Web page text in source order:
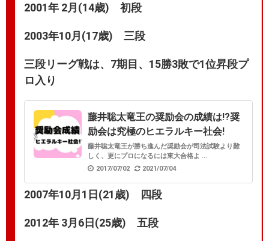
2001年 2月(14歳) 初段
2003年10月(17歳) 三段
三段リーグ戦は、7期目、15勝3敗で1位昇段プ
ロ入り
藤井聡太竜王の奨励会の成績は!?奨
励会は究極のヒエラルキー社会!
藤井聡太竜王が勝ち進んだ奨励会が司法試験より難
しく、更にプロになるには東大合格よ ...
2017/07/02
2021/07/04
2007年10月1日(21歳) 四段
2012年 3月6日(25歳) 五段